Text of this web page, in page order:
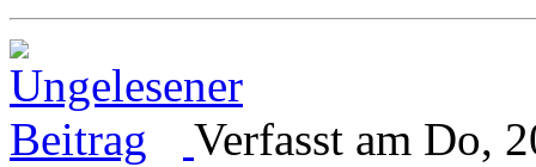
Verfasst am Do,